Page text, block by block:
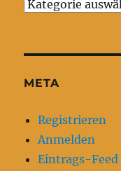
Kategorien
META
Registrieren
Anmelden
Eintrags-Feed